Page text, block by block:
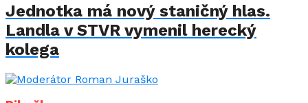
Jednotka má nový staničný hlas.
Landla v STVR vymenil herecký
kolega